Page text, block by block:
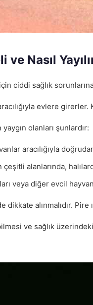
Nasıl
ciddi sağlık
evlere
olanları şunlardır:
aracılığıyla
çeşitli alanlarında,
veya diğer evcil
alınmalıdır.
ve sağlık